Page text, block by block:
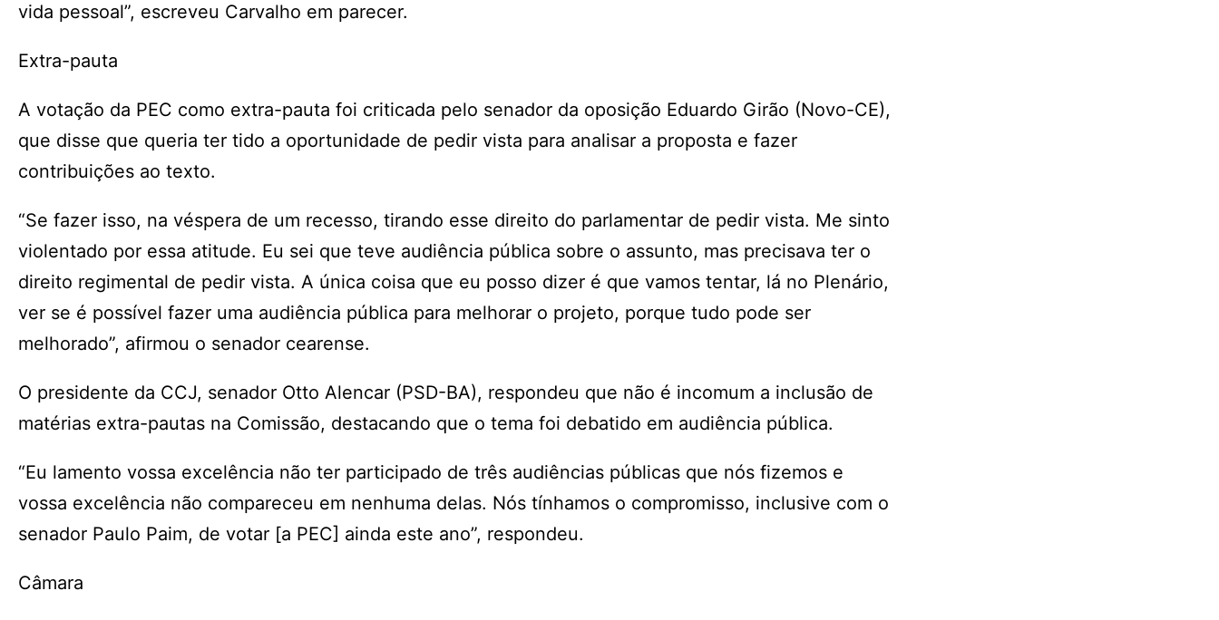
vida pessoal”, escreveu Carvalho em parecer.
Extra-pauta
A votação da PEC como extra-pauta foi criticada pelo senador da oposição Eduardo Girão (Novo-CE),
que disse que queria ter tido a oportunidade de pedir vista para analisar a proposta e fazer
contribuições ao texto.
“Se fazer isso, na véspera de um recesso, tirando esse direito do parlamentar de pedir vista. Me sinto
violentado por essa atitude. Eu sei que teve audiência pública sobre o assunto, mas precisava ter o
direito regimental de pedir vista. A única coisa que eu posso dizer é que vamos tentar, lá no Plenário,
ver se é possível fazer uma audiência pública para melhorar o projeto, porque tudo pode ser
melhorado”, afirmou o senador cearense.
O presidente da CCJ, senador Otto Alencar (PSD-BA), respondeu que não é incomum a inclusão de
matérias extra-pautas na Comissão, destacando que o tema foi debatido em audiência pública.
“Eu lamento vossa excelência não ter participado de três audiências públicas que nós fizemos e
vossa excelência não compareceu em nenhuma delas. Nós tínhamos o compromisso, inclusive com o
senador Paulo Paim, de votar [a PEC] ainda este ano”, respondeu.
Câmara